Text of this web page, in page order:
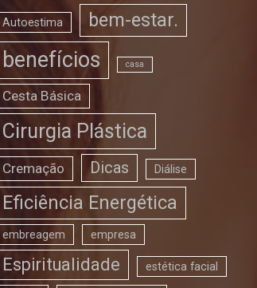
Autoestima bem-estar.
benefícios casa
Cesta Básica
Cirurgia Plástica
Cremação Dicas Diálise
Eficiência Energética
embreagem empresa
Espiritualidade estética facial